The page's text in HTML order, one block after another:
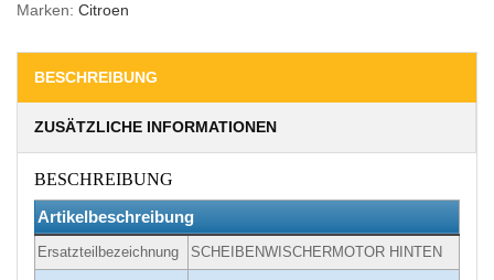
Marken: Citroen
BESCHREIBUNG
ZUSÄTZLICHE INFORMATIONEN
BESCHREIBUNG
Artikelbeschreibung
Ersatzteilbezeichnung SCHEIBENWISCHERMOTOR HINTEN